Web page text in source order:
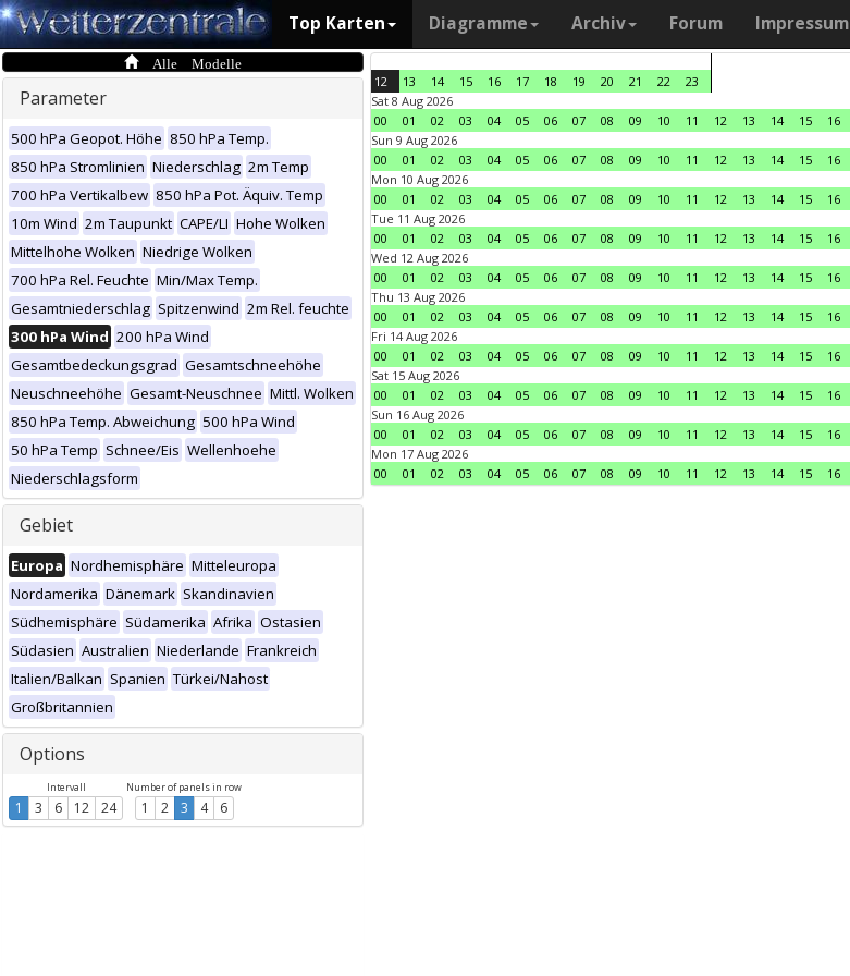
Top Karten Diagramme Archiv Forum Impressum
Alle Modelle
Parameter
500 hPa Geopot. Höhe 850 hPa Temp.
850 hPa Stromlinien Niederschlag 2m Temp
700 hPa Vertikalbew 850 hPa Pot. Äquiv. Temp
10m Wind 2m Taupunkt CAPE/LI Hohe Wolken
Mittelhohe Wolken Niedrige Wolken
700 hPa Rel. Feuchte Min/Max Temp.
Gesamtniederschlag Spitzenwind 2m Rel. feuchte
300 hPa Wind 200 hPa Wind
Gesamtbedeckungsgrad Gesamtschneehöhe
Neuschneehöhe Gesamt-Neuschnee Mittl. Wolken
850 hPa Temp. Abweichung 500 hPa Wind
50 hPa Temp Schnee/Eis Wellenhoehe
Niederschlagsform
Gebiet
Europa Nordhemisphäre Mitteleuropa
Nordamerika Dänemark Skandinavien
Südhemisphäre Südamerika Afrika Ostasien
Südasien Australien Niederlande Frankreich
Italien/Balkan Spanien Türkei/Nahost
Großbritannien
Options
Intervall
1 3 6 12 24
Number of panels in row
1 2 3 4 6
12 13 14 15 16 17 18 19 20 21 22
23
Sat 8 Aug 2026
00
01 02 03 04 05 06 07 08 09 10 11 12 13 14 15 16
Sun 9 Aug 2026
00
01 02 03 04 05 06 07 08 09 10 11 12 13 14 15 16
Mon 10 Aug 2026
00
01 02 03 04 05 06 07 08 09 10 11 12 13 14 15 16
Tue 11 Aug 2026
00
01 02 03 04 05 06 07 08 09 10 11 12 13 14 15 16
Wed 12 Aug 2026
00
01 02 03 04 05 06 07 08 09 10 11 12 13 14 15 16
Thu 13 Aug 2026
00
01 02 03 04 05 06 07 08 09 10 11 12 13 14 15 16
Fri 14 Aug 2026
00
01 02 03 04 05 06 07 08 09 10 11 12 13 14 15 16
Sat 15 Aug 2026
00
01 02 03 04 05 06 07 08 09 10 11 12 13 14 15 16
Sun 16 Aug 2026
00
01 02 03 04 05 06 07 08 09 10 11 12 13 14 15 16
Mon 17 Aug 2026
00
01 02 03 04 05 06 07 08 09 10 11 12 13 14 15 16